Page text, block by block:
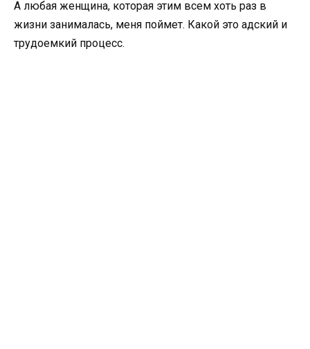
А любая женщина, которая этим всем хоть раз в
жизни занималась, меня поймет. Какой это адский и
трудоемкий процесс.